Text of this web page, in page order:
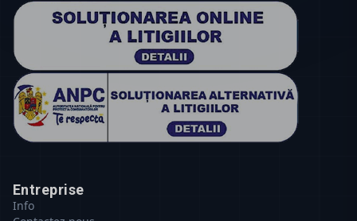
Entreprise
Info